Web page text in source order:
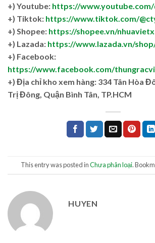
+) Youtube: https://www.youtube.com/
+) Tiktok: https://www.tiktok.com/
+) Shopee: https://shopee.vn/
+) Lazada: https://www.lazada.vn/
+) Facebook:
https://www.facebook.com/
+) Địa chỉ kho xem hàng: 334 Tân Hòa
Trị Đông, Quận Bình Tân, TP.HCM
This entry was posted inChưa phân loại.
HUYEN